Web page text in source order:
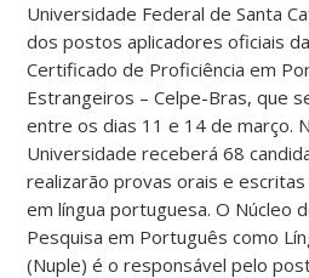
Universidade Federal de Santa
dos postos aplicadores oficiais
Certificado de Proficiência em
Estrangeiros – Celpe-Bras, que
entre os dias 11 e 14 de março.
Universidade receberá 68
realizarão provas orais e
em língua portuguesa. O Núcleo
Pesquisa em Português como
(Nuple) é o responsável pelo